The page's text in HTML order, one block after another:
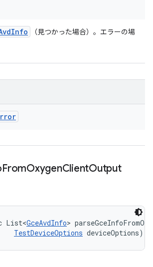
Info
（見つかった場合）。エラーの場
FromOxygenClientOutput
List<GceAvdInfo>
TestDeviceOptions deviceOptions)